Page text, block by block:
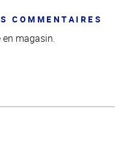
COMMENTAIRES
en magasin.